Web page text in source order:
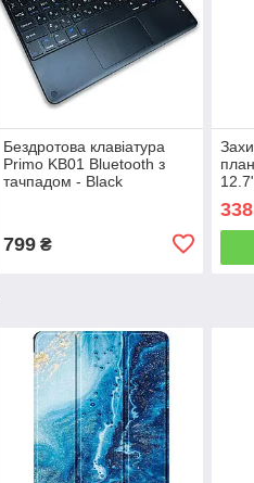
Бездротова клавіатура
Primo KB01 Bluetooth з
тачпадом - Black
799₴
338